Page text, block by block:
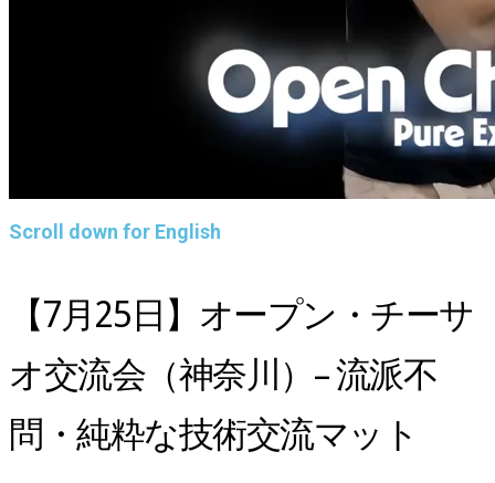
Scroll down for English
【7月25日】オープン・チーサ
オ交流会（神奈川）– 流派不
問・純粋な技術交流マット